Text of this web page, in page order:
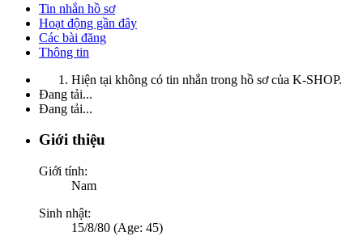
Tin nhắn hồ sơ
Hoạt động gần đây
Các bài đăng
Thông tin
Hiện tại không có tin nhắn trong hồ sơ của K-SHOP.
Đang tải...
Đang tải...
Giới thiệu
Giới tính:
Nam
Sinh nhật:
15/8/80 (Age: 45)